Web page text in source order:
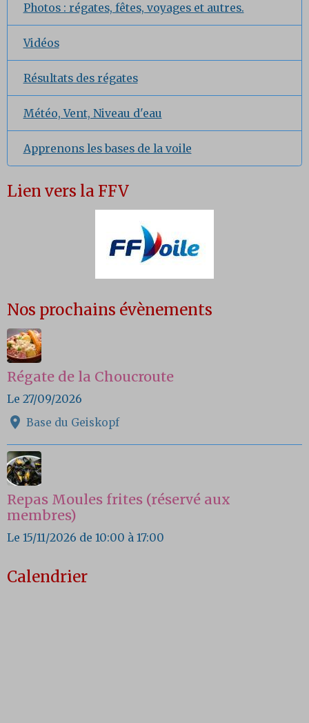
Photos : régates, fêtes, voyages et autres.
Vidéos
Résultats des régates
Météo, Vent, Niveau d'eau
Apprenons les bases de la voile
Lien vers la FFV
Nos prochains évènements
Régate de la Choucroute
Le 27/09/2026
Base du Geiskopf
Repas Moules frites (réservé aux
membres)
Le 15/11/2026 de 10:00 à 17:00
Calendrier